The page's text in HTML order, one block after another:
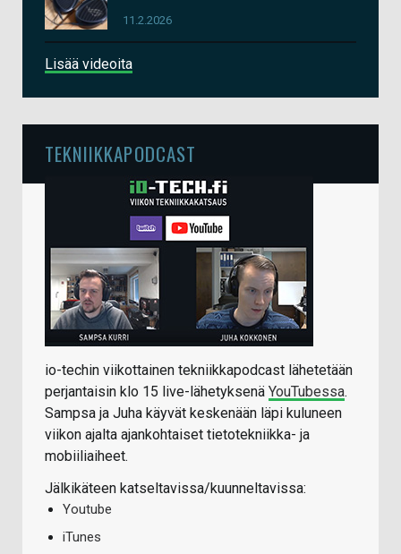
11.2.2026
Lisää videoita
TEKNIIKKAPODCAST
io-techin viikottainen tekniikkapodcast lähetetään
perjantaisin klo 15 live-lähetyksenä YouTubessa.
Sampsa ja Juha käyvät keskenään läpi kuluneen
viikon ajalta ajankohtaiset tietotekniikka- ja
mobiiliaiheet.
Jälkikäteen katseltavissa/kuunneltavissa:
Youtube
iTunes